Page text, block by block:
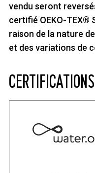
vendu seront
certifié OEKO-TEX®
raison de la nature
et des variations de
CERTIFICATIONS